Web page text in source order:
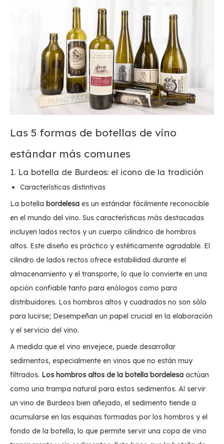
Las 5 formas de botellas de vino
estándar más comunes
1. La botella de Burdeos: el icono de la tradición
Características distintivas
La botella bordelesa es un estándar fácilmente reconocible
en el mundo del vino. Sus características más destacadas
incluyen lados rectos y un cuerpo cilíndrico de hombros
altos. Este diseño es práctico y estéticamente agradable. El
cilindro de lados rectos ofrece estabilidad durante el
almacenamiento y el transporte, lo que lo convierte en una
opción confiable tanto para enólogos como para
distribuidores. Los hombros altos y cuadrados no son sólo
para lucirse; Desempeñan un papel crucial en la elaboración
y el servicio del vino.
A medida que el vino envejece, puede desarrollar
sedimentos, especialmente en vinos que no están muy
filtrados. Los hombros altos de la botella bordelesa actúan
como una trampa natural para estos sedimentos. Al servir
un vino de Burdeos bien añejado, el sedimento tiende a
acumularse en las esquinas formadas por los hombros y el
fondo de la botella, lo que permite servir una copa de vino